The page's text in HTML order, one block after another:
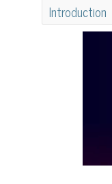
Introduction